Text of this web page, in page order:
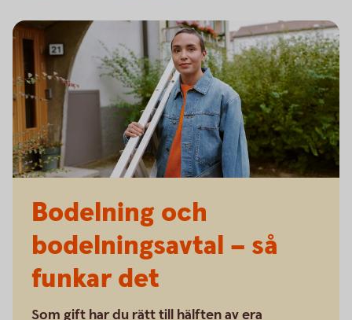
Bodelning och
bodelningsavtal – så
funkar det
Som gift har du rätt till hälften av era